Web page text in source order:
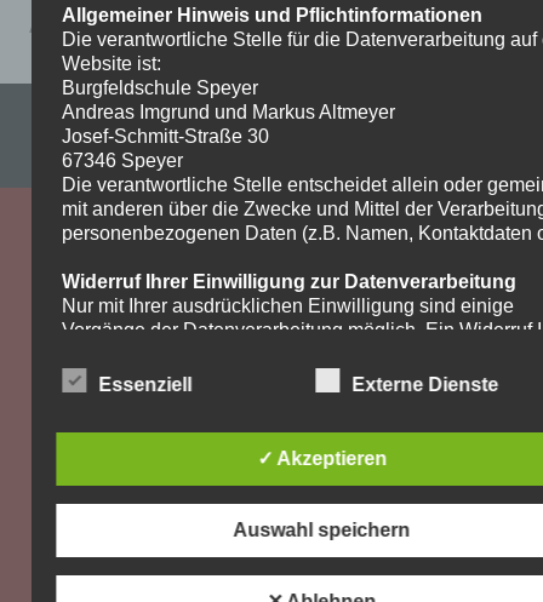
Aufagen-HUS
Impressum & Datenschutzerklärung
WordPress-Theme: Dynamic News von ThemeZee.
Allgemeiner Hinweis und Pflichtinformationen
Die verantwortliche Stelle für die Datenverarbeitung auf
Website ist:
Burgfeldschule Speyer
Andreas Imgrund und Markus Altmeyer
Josef-Schmitt-Straße 30
67346 Speyer
Die verantwortliche Stelle entscheidet allein oder
mit anderen über die Zwecke und Mittel der
personenbezogenen Daten (z.B. Namen, Kontaktdaten
Widerruf Ihrer Einwilligung zur Datenverarbeitung
Nur mit Ihrer ausdrücklichen Einwilligung sind einige
Vorgänge der Datenverarbeitung möglich. Ein Widerruf
Widerruf genügt eine formlose Mitteilung per E-Mail. Die
Recht auf Beschwerde bei der zuständigen
Aufsichtsbehörde
Als Betroffener steht Ihnen im Falle eines
der zuständigen Aufsichtsbehörde zu. Zuständige
Aufsichtsbehörde bezüglich datenschutzrechtlicher
Essenziell Externe Dienste
✓ Akzeptieren
Auswahl speichern